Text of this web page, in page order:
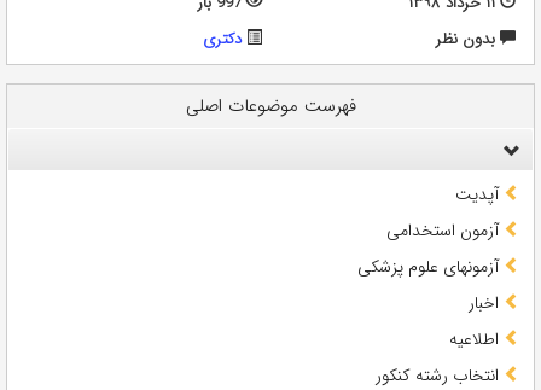
بدون نظر
دکتری
فهرست موضوعات اصلی
آپدیت
آزمون استخدامی
آزمونهای علوم پزشکی
اخبار
اطلاعیه
انتخاب رشته کنکور